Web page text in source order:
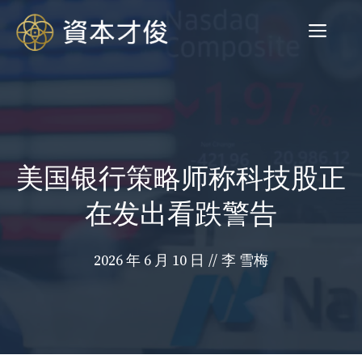
菜
美国银行策略师称科技股正
在发出看跌警告
2026 年 6 月 10 日 // 李 雪梅